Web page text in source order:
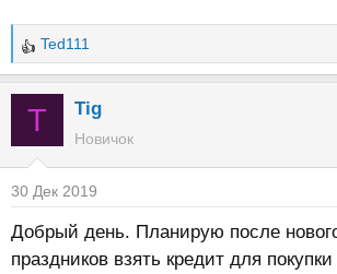
Р
е
ц
и
и
:
Ted111
T Tig
Новичок
30 Дек 2019
Добрый день. Планирую после
праздников взять кредит для